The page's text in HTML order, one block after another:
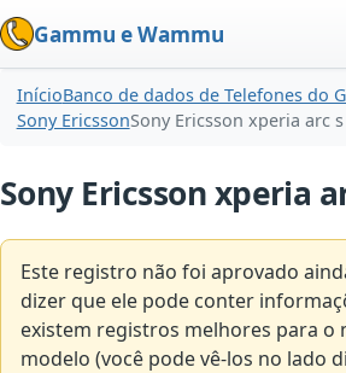
Gammu e Wammu
InícioBanco de dados de Telefones do
Sony EricssonSony Ericsson xperia arc s
Sony Ericsson xperia
Este registro não foi aprovado
dizer que ele pode conter
existem registros melhores para o
modelo (você pode vê-los no lado